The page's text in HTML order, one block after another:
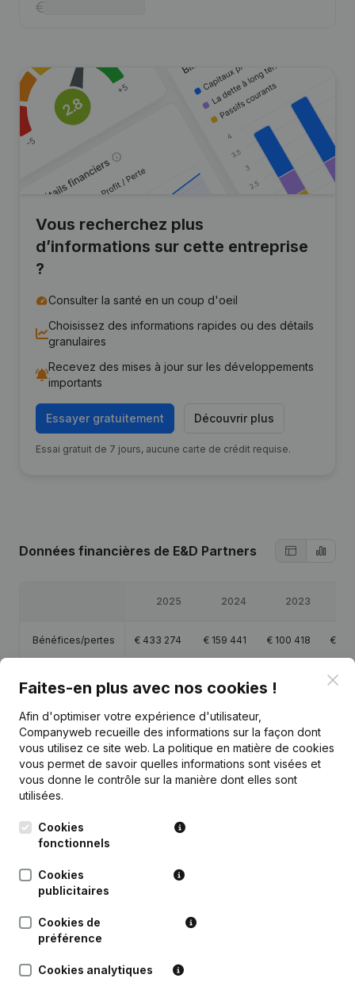
Vous recherchez plus
d’informations sur cette entreprise
?
Consulter la santé en un coup d'oeil
Choisissez des informations rapides ou des détails
granulaires
Recevez des mises à jour sur les développements
importants
Essayer gratuitement Découvrir plus
Essai gratuit de 7 jours, aucune carte de crédit requise.
Données financières de E&D Partners
2025 2024 2023
Bénéfices/pertes € 433 274 € 159 441 € 100 418 €
Capitaux propres €
Marge brute €617 074 €282 972
2,3
Publicationsde E&D Partners
Date
29-07-2022
Rubrique Constitution (Nouvelle
Faites-en plus avec nos cookies !
Afin d'optimiser votre expérience d'utilisateur,
Companyweb recueille des informations sur la façon dont
vous utilisez ce site web. La politique en matière de cookies
vous permet de savoir quelles informations sont visées et
vous donne le contrôle sur la manière dont elles sont
utilisées.
Cookies
fonctionnels
Cookies
publicitaires
Cookies de
préférence
Cookies analytiques